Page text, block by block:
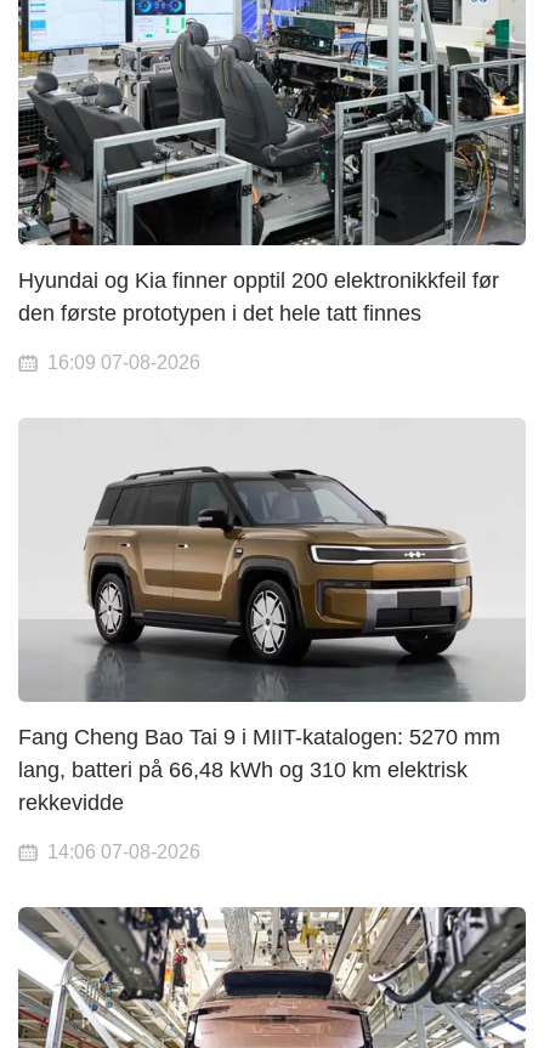
Hyundai og Kia finner opptil 200 elektronikkfeil før
den første prototypen i det hele tatt finnes
16:09 07-08-2026
Fang Cheng Bao Tai 9 i MIIT-katalogen: 5270 mm
lang, batteri på 66,48 kWh og 310 km elektrisk
rekkevidde
14:06 07-08-2026